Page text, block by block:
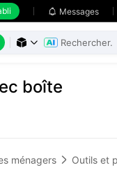
 Messages
 
boîte
ménagers  Outils et